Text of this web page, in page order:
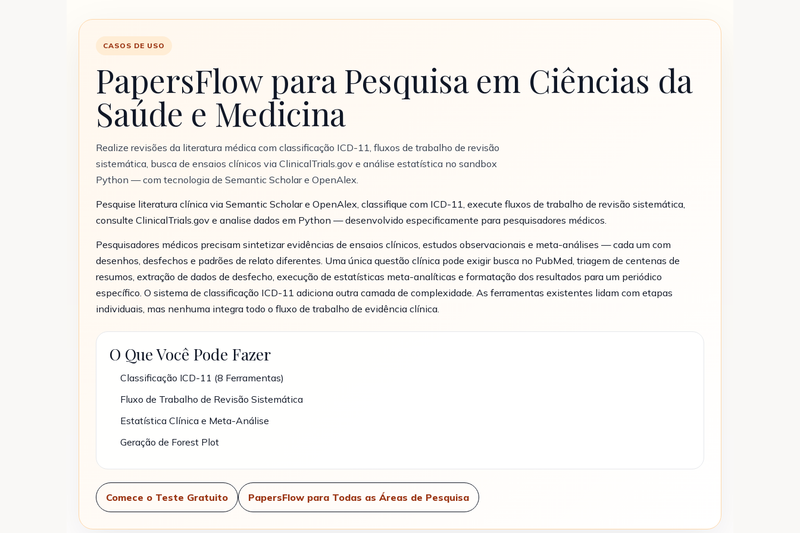
CASOS DE USO
PapersFlow para Pesquisa em Ciências da
Saúde e Medicina
Realize revisões da literatura médica com classificação ICD-11, fluxos de trabalho de revisão
sistemática, busca de ensaios clínicos via ClinicalTrials.gov e análise estatística no sandbox
Python — com tecnologia de Semantic Scholar e OpenAlex.
Pesquise literatura clínica via Semantic Scholar e OpenAlex, classifique com ICD-11, execute fluxos de trabalho de revisão sistemática,
consulte ClinicalTrials.gov e analise dados em Python — desenvolvido especificamente para pesquisadores médicos.
Pesquisadores médicos precisam sintetizar evidências de ensaios clínicos, estudos observacionais e meta-análises — cada um com
desenhos, desfechos e padrões de relato diferentes. Uma única questão clínica pode exigir busca no PubMed, triagem de centenas de
resumos, extração de dados de desfecho, execução de estatísticas meta-analíticas e formatação dos resultados para um periódico
específico. O sistema de classificação ICD-11 adiciona outra camada de complexidade. As ferramentas existentes lidam com etapas
individuais, mas nenhuma integra todo o fluxo de trabalho de evidência clínica.
O Que Você Pode Fazer
Classificação ICD-11 (8 Ferramentas)
Fluxo de Trabalho de Revisão Sistemática
Estatística Clínica e Meta-Análise
Geração de Forest Plot
Comece o Teste Gratuito PapersFlow para Todas as Áreas de Pesquisa